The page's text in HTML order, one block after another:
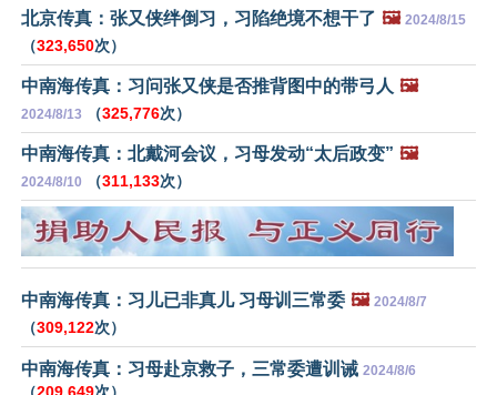
北京传真：张又侠绊倒习，习陷绝境不想干了 🖼️ 2024/8/15
（323,650次）
中南海传真：习问张又侠是否推背图中的带弓人 🖼️
2024/8/13 （325,776次）
中南海传真：北戴河会议，习母发动“太后政变” 🖼️
2024/8/10 （311,133次）
中南海传真：习儿已非真儿 习母训三常委 🖼️ 2024/8/7
（309,122次）
中南海传真：习母赴京救子，三常委遭训诫 2024/8/6
（209,649次）